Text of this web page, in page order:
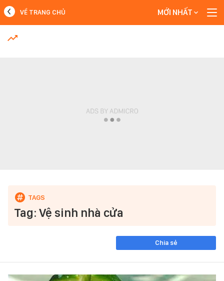
MỚI NHẤT
VỀ TRANG CHỦ MỚI NHẤT
Tag: Vệ sinh nhà cửa
Chia sẻ